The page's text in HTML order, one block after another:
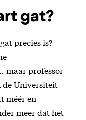
gat?
precies is?
maar professor
de Universiteit
méér en
meer dat het